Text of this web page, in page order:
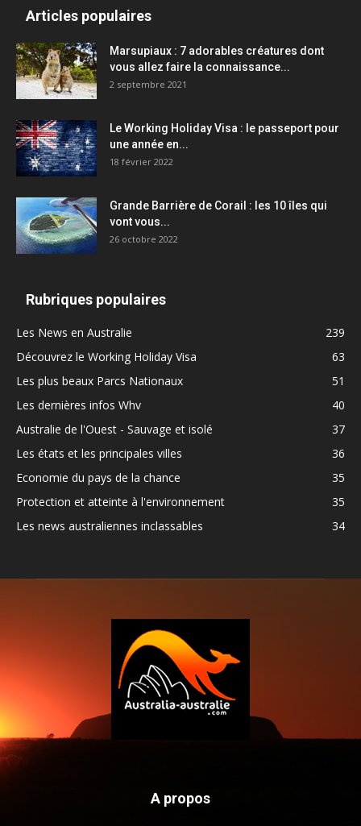
Articles populaires
Marsupiaux : 7 adorables créatures dont
vous allez faire la connaissance...
2 septembre 2021
Le Working Holiday Visa : le passeport pour
une année en...
18 février 2022
Grande Barrière de Corail : les 10 îles qui
vont vous...
26 octobre 2022
Rubriques populaires
Les News en Australie
239
Découvrez le Working Holiday Visa
63
Les plus beaux Parcs Nationaux
51
Les dernières infos Whv
40
Australie de l'Ouest - Sauvage et isolé
37
Les états et les principales villes
36
Economie du pays de la chance
35
Protection et atteinte à l'environnement
35
Les news australiennes inclassables
34
A propos